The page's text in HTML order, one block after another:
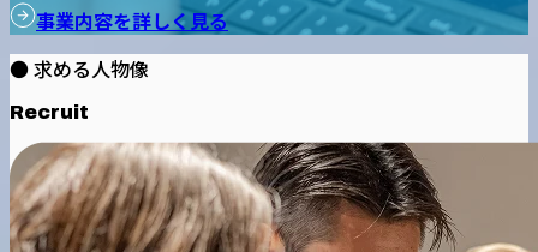
事業内容を詳しく見る
● 求める人物像
Recruit